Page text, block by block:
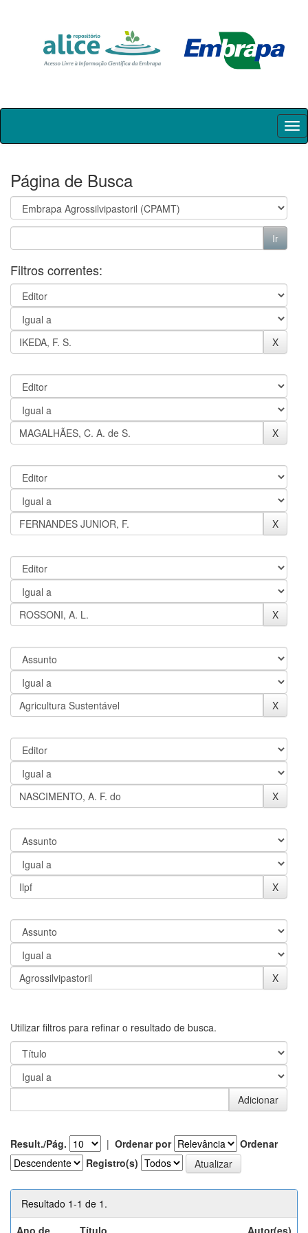
Skip
Página de Busca
Filtros correntes:
Utilizar filtros para refinar o resultado de busca.
Result./Pág. | Ordenar por
Ordenar
Registro(s)
Resultado 1-1 de 1.
Ano de
Título Autor(es)